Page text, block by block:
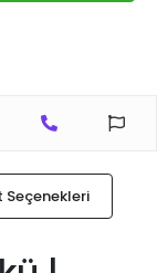
Seçenekleri